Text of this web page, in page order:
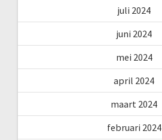
juli 2024
juni 2024
mei 2024
april 2024
maart 2024
februari 2024